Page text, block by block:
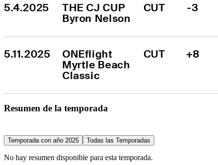
5.4.2025
THE CJ CUP
Byron Nelson
CUT -3
5.11.2025
ONEflight
Myrtle Beach
Classic
CUT +8
Resumen de la temporada
Temporada con año 2025 Todas las Temporadas
No hay resumen disponible para esta temporada.